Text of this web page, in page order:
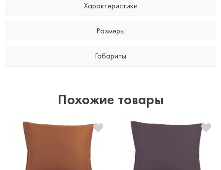
Характеристики
Размеры
Габариты
Похожие товары